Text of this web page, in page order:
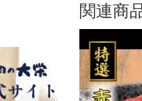
関連商